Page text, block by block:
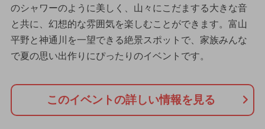
のシャワーのように美しく、山々にこだまする大きな音
と共に、幻想的な雰囲気を楽しむことができます。富山
平野と神通川を一望できる絶景スポットで、家族みんな
で夏の思い出作りにぴったりのイベントです。
このイベントの詳しい情報を見る